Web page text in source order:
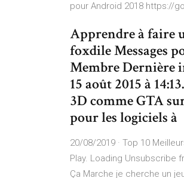
pour Android 2018 https://
Apprendre à faire
foxdile Messages
Membre Dernière
15 août 2015 à
3D comme GTA
pour les logiciels à
20/08/2019 · Top 10
Play. Loading Unsubscribe
Ça Marche je cherche un